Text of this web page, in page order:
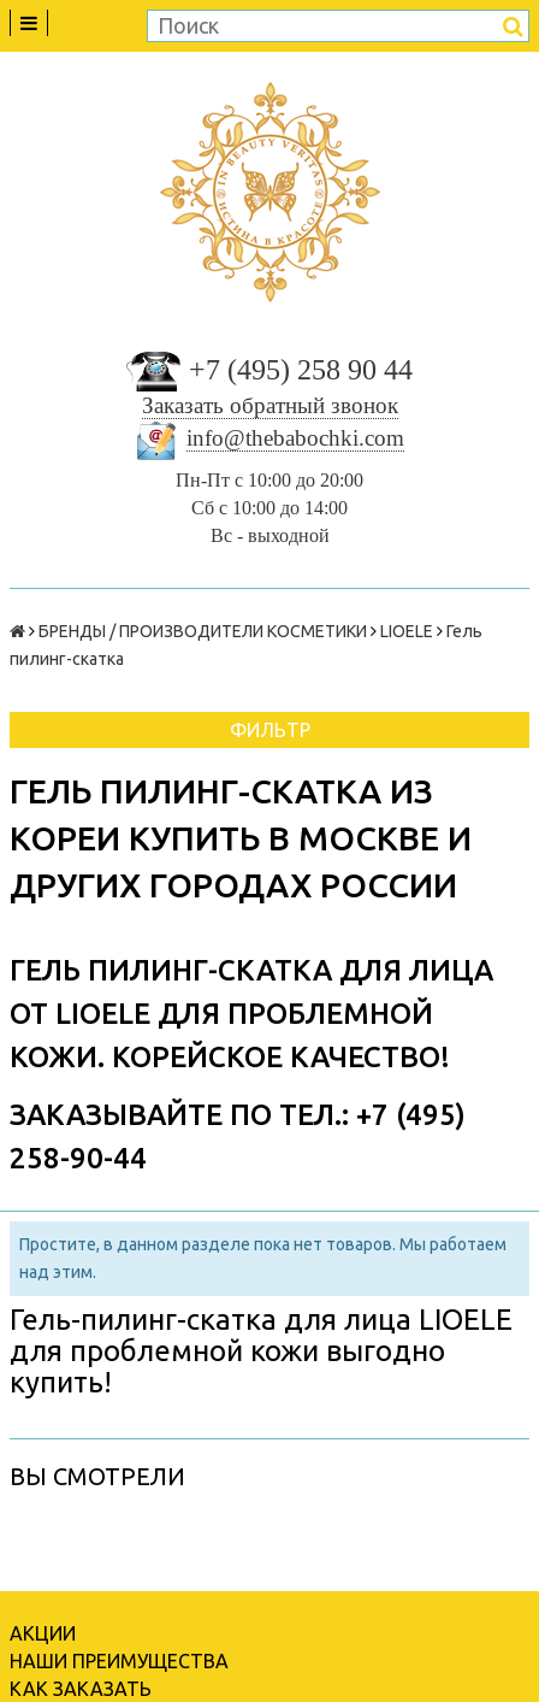
+7 (495) 258 90 44
Заказать обратный звонок
info@thebabochki.com
Пн-Пт с 10:00 до 20:00
Сб с 10:00 до 14:00
Вс - выходной
БРЕНДЫ / ПРОИЗВОДИТЕЛИ КОСМЕТИКИ LIOELE
Гель
пилинг-скатка
ФИЛЬТР
ГЕЛЬ ПИЛИНГ-СКАТКА ИЗ
КОРЕИ КУПИТЬ В МОСКВЕ И
ДРУГИХ ГОРОДАХ РОССИИ
ГЕЛЬ ПИЛИНГ-СКАТКА ДЛЯ ЛИЦА
ОТ LIOELE ДЛЯ ПРОБЛЕМНОЙ
КОЖИ. КОРЕЙСКОЕ КАЧЕСТВО!
ЗАКАЗЫВАЙТЕ ПО ТЕЛ.: +7 (495)
258-90-44
Простите, в данном разделе пока нет товаров. Мы работаем
над этим.
Гель-пилинг-скатка для лица LIOELE
для проблемной кожи выгодно
купить!
ВЫ СМОТРЕЛИ
АКЦИИ
НАШИ ПРЕИМУЩЕСТВА
КАК ЗАКАЗАТЬ